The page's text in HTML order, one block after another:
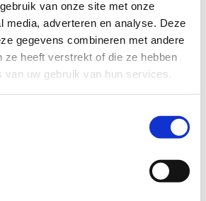
van onze site met onze
media, adverteren en analyse. Deze
gegevens combineren met andere
ze heeft verstrekt of die ze hebben
van uw gebruik van hun services.
, In gesprek met leden met koffie en